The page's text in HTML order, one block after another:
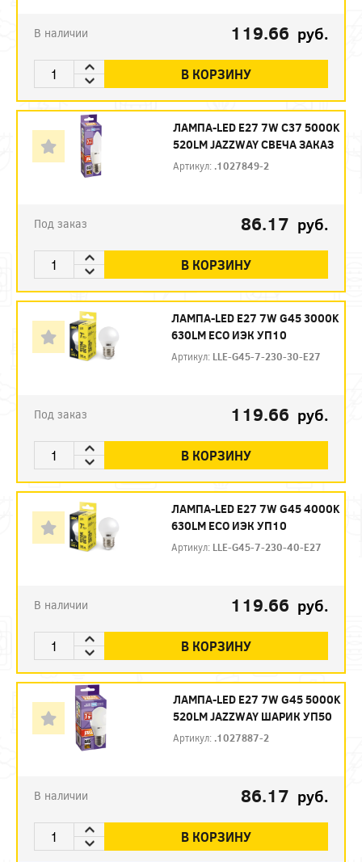
В наличии 119.66 руб.
В КОРЗИНУ
ЛАМПА-LED E27 7W C37 5000K
520LM JAZZWAY СВЕЧА ЗАКАЗ
Артикул: .1027849-2
Под заказ 86.17 руб.
В КОРЗИНУ
ЛАМПА-LED E27 7W G45 3000K
630LM ECO ИЭК УП10
Артикул: LLE-G45-7-230-30-E27
Под заказ 119.66 руб.
В КОРЗИНУ
ЛАМПА-LED E27 7W G45 4000K
630LM ECO ИЭК УП10
Артикул: LLE-G45-7-230-40-E27
В наличии 119.66 руб.
В КОРЗИНУ
ЛАМПА-LED E27 7W G45 5000K
520LM JAZZWAY ШАРИК УП50
Артикул: .1027887-2
В наличии 86.17 руб.
В КОРЗИНУ